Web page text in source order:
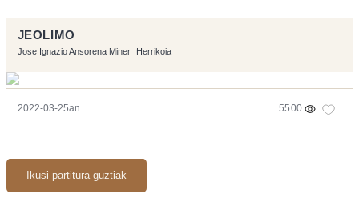
JEOLIMO
Jose Ignazio Ansorena Miner Herrikoia
2022-03-25an 5500
Ikusi partitura guztiak